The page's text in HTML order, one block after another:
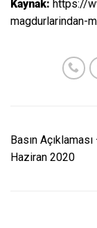
Kaynak: https://
magdurlarindan-
Basın
Haziran 2020